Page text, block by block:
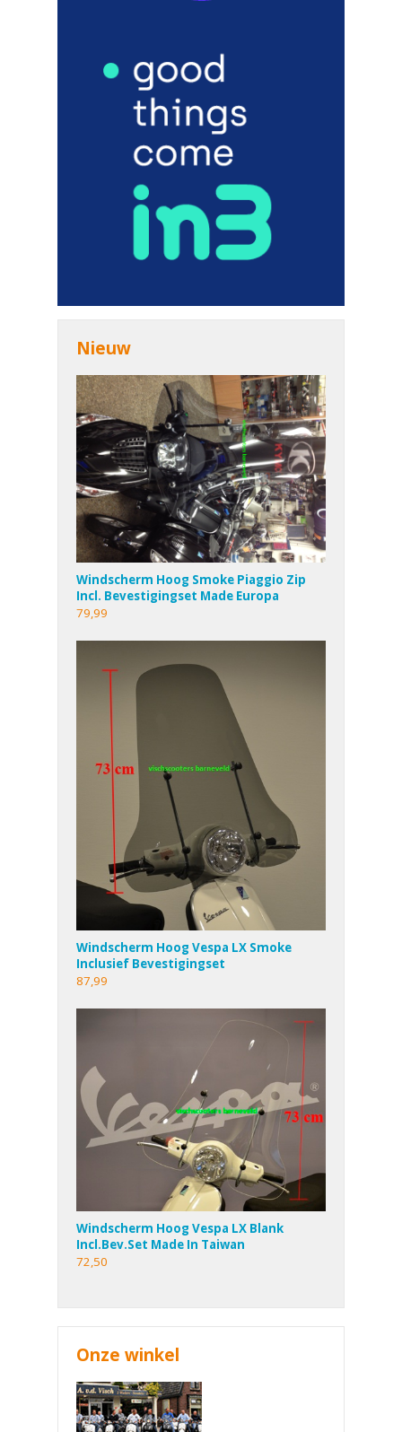
Nieuw
Windscherm Hoog Smoke Piaggio Zip
Incl. Bevestigingset Made Europa
79,99
Windscherm Hoog Vespa LX Smoke
Inclusief Bevestigingset
87,99
Windscherm Hoog Vespa LX Blank
Incl.Bev.Set Made In Taiwan
72,50
Onze winkel